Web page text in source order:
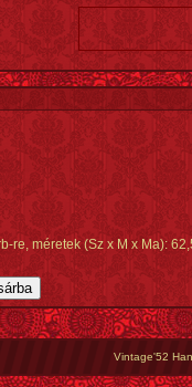
re, méretek (Sz x M x Ma):
Vintage'52